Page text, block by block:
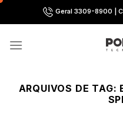
Skip
to
Geral 3309-8900 |
ARQUIVOS DE TAG: